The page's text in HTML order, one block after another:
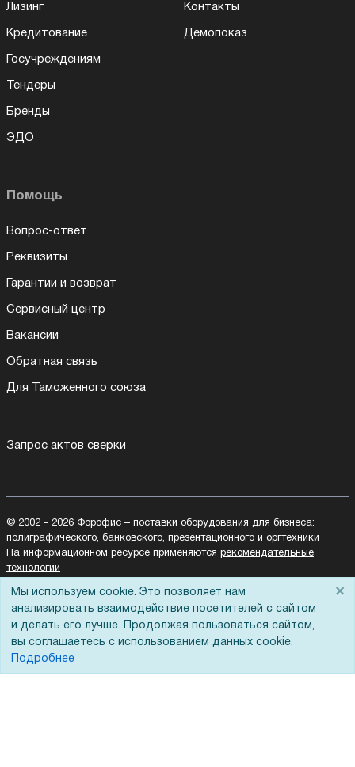
Лизинг
Кредитование
Госучреждениям
Тендеры
Бренды
ЭДО
Контакты
Демопоказ
Помощь
Вопрос-ответ
Реквизиты
Гарантии и возврат
Сервисный центр
Вакансии
Обратная связь
Для Таможенного союза
Запрос актов сверки
© 2002 - 2026 Форофис – поставки оборудования для бизнеса:
полиграфического, банковского, презентационного и оргтехники
На информационном ресурсе применяются рекомендательные
технологии
соответствуетполитике обработки данных
Политика обработки персональных данных
Согласие на обработку персональных данных
Мы используем cookie. Это позволяет нам
анализировать взаимодействие посетителей с сайтом
и делать его лучше. Продолжая пользоваться сайтом,
вы соглашаетесь с использованием данных cookie.
Подробнее
×